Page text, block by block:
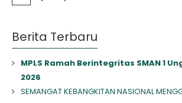
Berita Terbaru
MPLS Ramah Berintegritas SMAN 1
2026
SEMANGAT KEBANGKITAN NASIONAL